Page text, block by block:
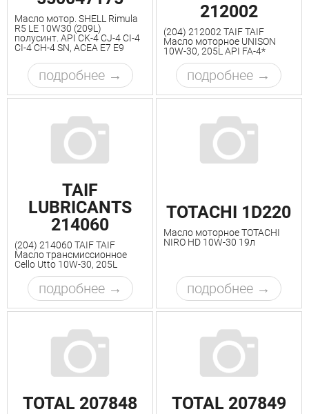
Масло мотор. SHELL Rimula
R5 LE 10W30 (209L)
полусинт. API CK-4 CJ-4 CI-4
CI-4 CH-4 SN, ACEA E7 E9
подробнее
212002
(204) 212002 TAIF TAIF
Масло моторное UNISON
10W-30, 205L API FA-4*
подробнее
TAIF
LUBRICANTS
214060
(204) 214060 TAIF TAIF
Масло трансмиссионное
Cello Utto 10W-30, 205L
подробнее
TOTACHI 1D220
Масло моторное TOTACHI
NIRO HD 10W-30 19л
подробнее
TOTAL 207848 TOTAL 207849